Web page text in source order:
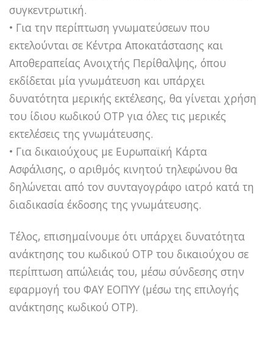
συγκεντρωτική.
• Για την περίπτωση γνωματεύσεων που
εκτελούνται σε Κέντρα Αποκατάστασης και
Αποθεραπείας Ανοιχτής Περίθαλψης, όπου
εκδίδεται μία γνωμάτευση και υπάρχει
δυνατότητα μερικής εκτέλεσης, θα γίνεται χρήση
του ίδιου κωδικού OTP για όλες τις μερικές
εκτελέσεις της γνωμάτευσης.
• Για δικαιούχους με Ευρωπαϊκή Κάρτα
Ασφάλισης, ο αριθμός κινητού τηλεφώνου θα
δηλώνεται από τον συνταγογράφο ιατρό κατά τη
διαδικασία έκδοσης της γνωμάτευσης.
Τέλος, επισημαίνουμε ότι υπάρχει δυνατότητα
ανάκτησης του κωδικού OTP του δικαιούχου σε
περίπτωση απώλειάς του, μέσω σύνδεσης στην
εφαρμογή του ΦΑΥ ΕΟΠΥΥ (μέσω της επιλογής
ανάκτησης κωδικού OTP).